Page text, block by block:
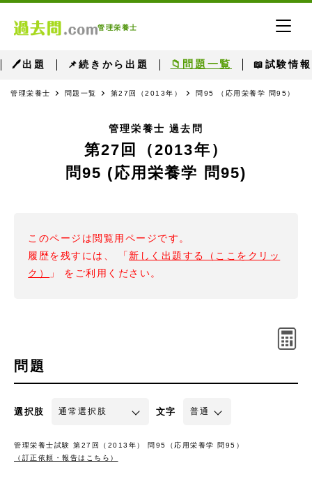
管理栄養士
🖊出題 📌続きから出題 📁問題一覧 📖試験情報
管理栄養士 問題一覧 第27回（2013年） 問95 （応用栄養学 問95）
管理栄養士 過去問
第27回（2013年）
問95 (応用栄養学 問95)
このページは閲覧用ページです。
履歴を残すには、 「 新しく出題する（ここをクリッ
ク）
」 をご利用ください。
問題
選択肢 文字
管理栄養士試験 第27回（2013年） 問95（応用栄養学 問95）
（訂正依頼・報告はこちら）